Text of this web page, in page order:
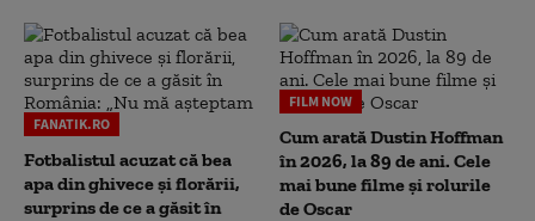
FANATIK.RO
Fotbalistul acuzat că bea
apa din ghivece și florării,
surprins de ce a găsit în
FILM NOW
Cum arată Dustin Hoffman
în 2026, la 89 de ani. Cele
mai bune filme și rolurile
de Oscar